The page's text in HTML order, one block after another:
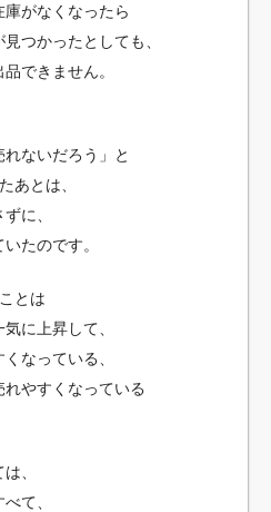
がなくなったら
つかったとしても、
できません。
れないだろう」と
あとは、
に、
たのです。
とは
に上昇して、
なっている、
やすくなっている
、
て、